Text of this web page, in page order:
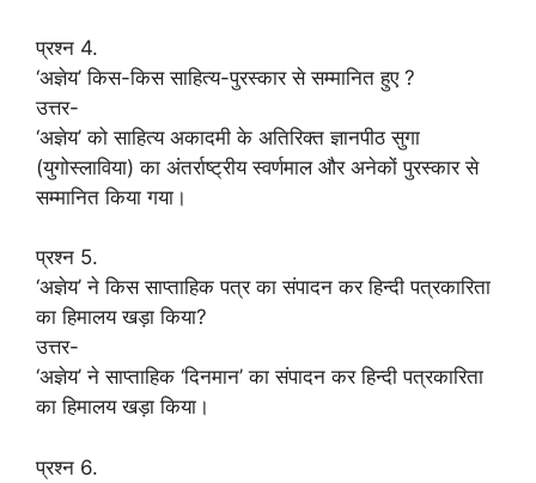
प्रश्न 4.
‘अज्ञेय’ किस-किस साहित्य-पुरस्कार से सम्मानित हुए ?
उत्तर-
‘अज्ञेय’ को साहित्य अकादमी के अतिरिक्त ज्ञानपीठ सुगा
(युगोस्लाविया) का अंतर्राष्ट्रीय स्वर्णमाल और अनेकों पुरस्कार से
सम्मानित किया गया।
प्रश्न 5.
‘अज्ञेय’ ने किस साप्ताहिक पत्र का संपादन कर हिन्दी पत्रकारिता
का हिमालय खड़ा किया?
उत्तर-
‘अज्ञेय’ ने साप्ताहिक ‘दिनमान’ का संपादन कर हिन्दी पत्रकारिता
का हिमालय खड़ा किया।
प्रश्न 6.